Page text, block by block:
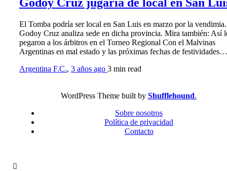
El Tomba podría ser local en San Luis en marzo por la vendimia.
Godoy Cruz analiza sede en dicha provincia. Mira también: Así
pegaron a los árbitros en el Torneo Regional Con el Malvinas
Argentinas en mal estado y las próximas fechas de festividades…
Argentina F.C., 3 años ago 3 min read
WordPress Theme built by Shufflehound.
Sobre nosotros
Política de privacidad
Contacto